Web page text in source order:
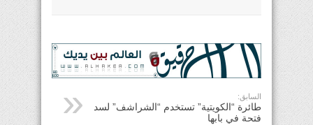
السابق:
طائرة “الكويتية” تستخدم “الشراشف” لسد
فتحة في بابها